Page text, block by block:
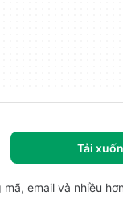
Tải
email và nhiều